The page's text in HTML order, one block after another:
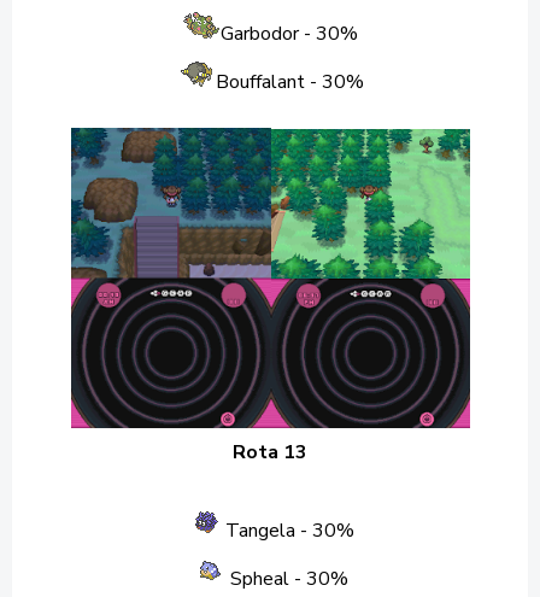
Garbodor- 30%
Bouffalant- 30%
Rota 13
Tangela - 30%
Spheal - 30%